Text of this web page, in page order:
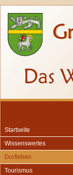
Startseite
Wissenswertes
Dorfleben
Tourismus